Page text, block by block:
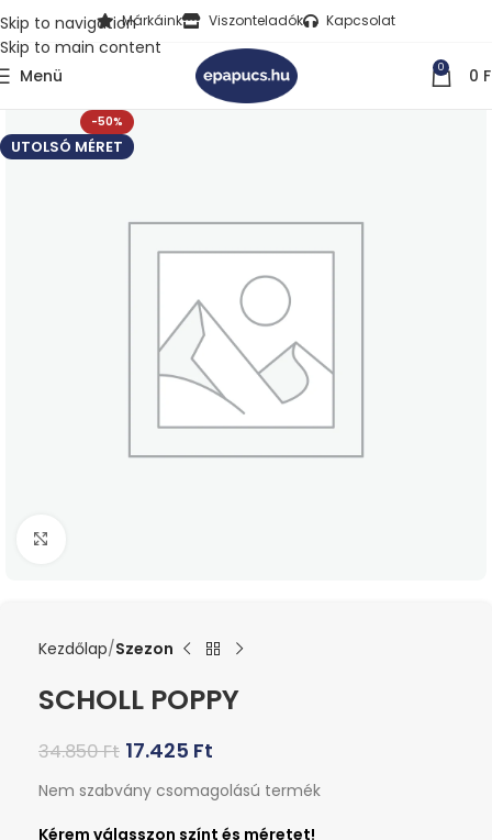
Skip to navigation
Skip to main content
Márkáink Viszonteladók Kapcsolat
Menü 0 0
-50%
UTOLSÓ MÉRET
Kezdőlap Szezon
SCHOLL POPPY
34.850Ft 17.425 Ft
Nem szabvány csomagolású termék